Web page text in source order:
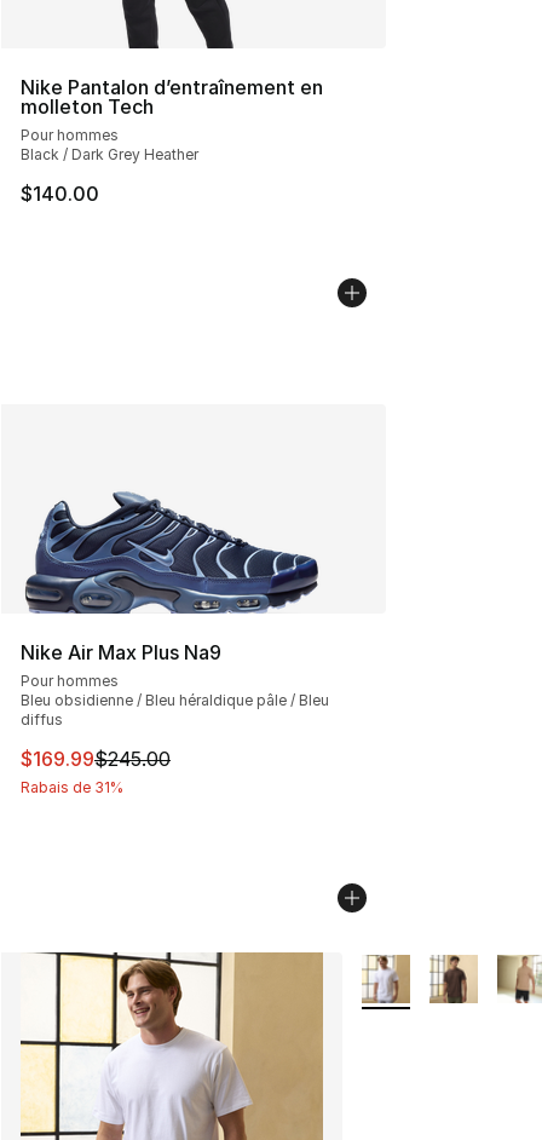
Nike Pantalon d’entraînement en
molleton Tech
Pour hommes
Black / Dark Grey Heather
$140.00
Nike Air Max Plus Na9
Pour hommes
Bleu obsidienne / Bleu héraldique pâle / Bleu
diffus
Cet article est en solde. Le prix est passé de $245.00 à
$169.99$245.00
Rabais de 31%
Plus de couleurs